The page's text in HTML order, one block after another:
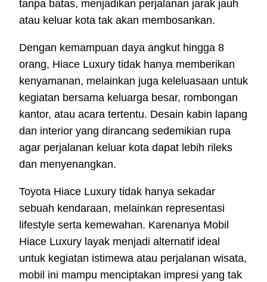
tanpa batas, menjadikan perjalanan jarak jauh
atau keluar kota tak akan membosankan.
Dengan kemampuan daya angkut hingga 8
orang, Hiace Luxury tidak hanya memberikan
kenyamanan, melainkan juga keleluasaan untuk
kegiatan bersama keluarga besar, rombongan
kantor, atau acara tertentu. Desain kabin lapang
dan interior yang dirancang sedemikian rupa
agar perjalanan keluar kota dapat lebih rileks
dan menyenangkan.
Toyota Hiace Luxury tidak hanya sekadar
sebuah kendaraan, melainkan representasi
lifestyle serta kemewahan. Karenanya Mobil
Hiace Luxury layak menjadi alternatif ideal
untuk kegiatan istimewa atau perjalanan wisata,
mobil ini mampu menciptakan impresi yang tak